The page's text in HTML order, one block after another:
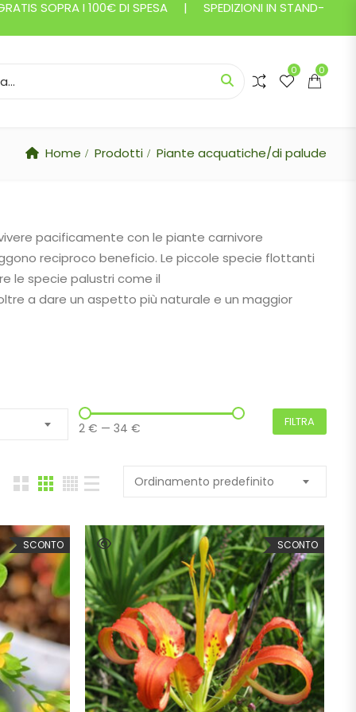
SOPRA I 100€ DI SPESA | SPEDIZIONI IN STAND-
0 0
Home Prodotti Piante acquatiche/di palude
pacificamente con le piante carnivore
reciproco beneficio. Le piccole specie flottanti
le specie palustri come il
a dare un aspetto più naturale e un maggior
2 € — 34 € FILTRA
Ordinamento predefinito
SCONTO SCONTO